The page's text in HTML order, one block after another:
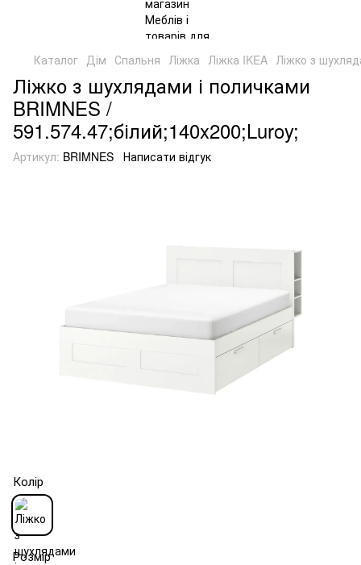
Каталог Дім Спальня Ліжка Ліжка IKEA Ліжко з
Ліжко з шухлядами і поличками
BRIMNES /
591.574.47;білий;140x200;Luroy;
Артикул: BRIMNES Написати відгук
Колір
Розмір